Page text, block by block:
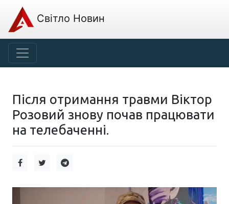
Світло Новин
Після отримання травми Віктор
Розовий знову почав працювати
на телебаченні.